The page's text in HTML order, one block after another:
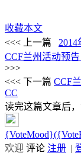
收藏本文
<<< 上一篇
CCF兰州活动预
>>>
<<< 下一篇 CCF
CC
读完这篇文章后，
欢迎 评论 注册 |